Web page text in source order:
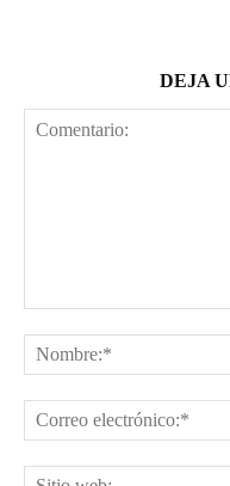
DEJA